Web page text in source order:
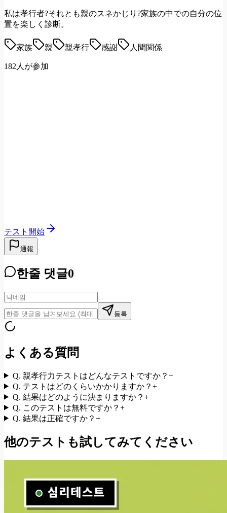
私は孝行者?それとも親のスネかじり?家族の中での自分の位
置を楽しく診断。
家族 親 親孝行 感謝 人間関係
182人が参加
テスト開始
通報
한줄 댓글0
등록
よくある質問
Q. 親孝行力テストはどんなテストですか？ +
Q. テストはどのくらいかかりますか？ +
Q. 結果はどのように決まりますか？ +
Q. このテストは無料ですか？ +
Q. 結果は正確ですか？ +
他のテストも試してみてください